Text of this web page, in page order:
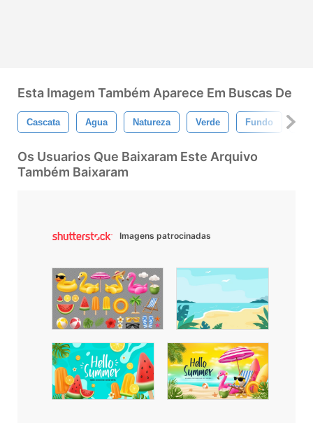
Esta Imagem Também Aparece Em Buscas De
Cascata Agua Natureza Verde Fundo
Os Usuarios Que Baixaram Este Arquivo
Também Baixaram
Imagens patrocinadas